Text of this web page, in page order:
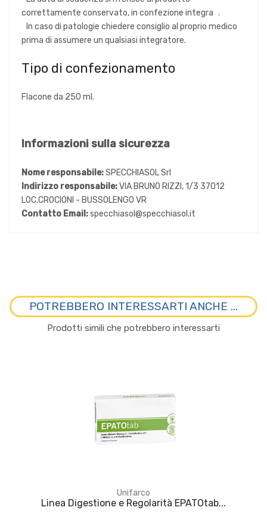
correttamente conservato, in confezione integra .
In caso di patologie chiedere consiglio al proprio medico
prima di assumere un qualsiasi integratore.
Tipo di confezionamento
Flacone da 250 ml.
Informazioni sulla sicurezza
Nome responsabile:SPECCHIASOL Srl
Indirizzo responsabile:VIA BRUNO RIZZI, 1/3 37012
LOC.CROCIONI - BUSSOLENGO VR
Contatto Email:specchiasol@specchiasol.it
POTREBBERO INTERESSARTI ANCHE ...
Prodotti simili che potrebbero interessarti
Unifarco
Linea Digestione e Regolarità EPATOtab...